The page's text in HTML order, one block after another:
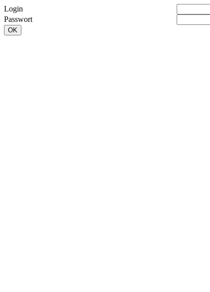
Login
Passwort